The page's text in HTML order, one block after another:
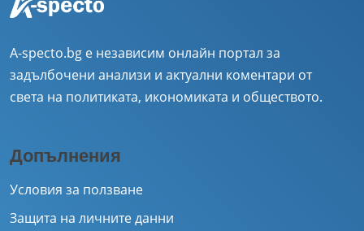
A-specto.bg е независим онлайн портал за
задълбочени анализи и актуални коментари от
света на политиката, икономиката и обществото.
Допълнения
Условия за ползване
Защита на личните данни